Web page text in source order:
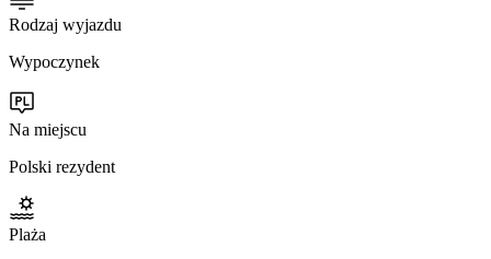
Rodzaj wyjazdu
Wypoczynek
Na miejscu
Polski rezydent
Plaża